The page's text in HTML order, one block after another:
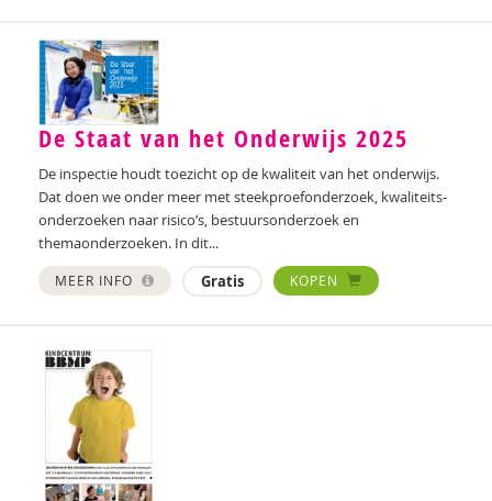
De Staat van het Onderwijs 2025
De inspectie houdt toezicht op de kwaliteit van het onderwijs.
Dat doen we onder meer met steekproefonderzoek, kwaliteits­
onderzoeken naar risico’s, bestuursonderzoek en
themaonderzoeken. In dit...
MEER INFO Gratis KOPEN